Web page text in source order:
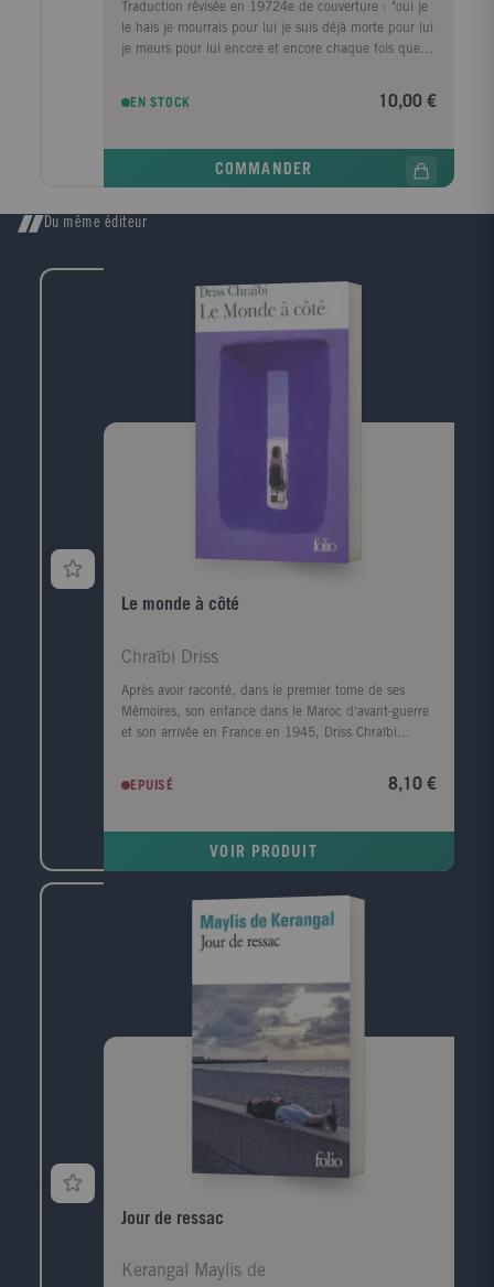
Traduction révisée en 19724e de couverture : "oui je
le hais je mourrais pour lui je suis déjà morte pour lui
je meurs pour lui encore et encore chaque fois que
arrière appuyée sur ses brasles mains nouées autour
des genouxtu n'as jamais fait cela n'est-ce pasfait
toucha de nouveau et je pleurais contre sa blouse
tête elle regardait le ciel je pouvais voir un cercle
né en 1897 dans l'État du Mississippi. Il appartient à
une vieille famille aristocratique ruinée par la guerre
de Sécession. Après avoir tâté de différents métiers,
vécu à New York et à Paris, il revient habiter dans son
qui a eu le plus d'influence sur la littérature
contemporaine. Il est mort le 6 juillet 1962.
EN STOCK 10,00 €
COMMANDER
Du même éditeur
Le monde à côté
Chraïbi Driss
Après avoir raconté, dans le premier tome de ses
Mémoires, son enfance dans le Maroc d'avant-guerre
et son arrivée en France en 1945, Driss Chraïbi
début des années 50, il découvre une autre planète,
l'Alsace, et s'y installe avec sa femme dans une sorte
communauté maghrébine trouve en lui l'une de ses
ensuite les années France Culture, les années
canadiennes, les années à l'Ile d'Yeu, les amis et les
rencontres (François Mitterrand, Lucien Bodard...),
EPUISÉ 8,10 €
VOIR PRODUIT
Jour de ressac
Kerangal Maylis de